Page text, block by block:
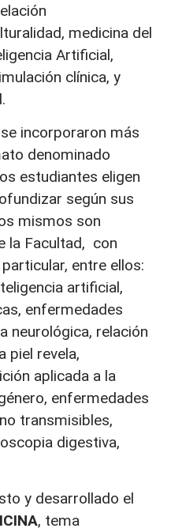
medicina del
Artificial,
clínica, y
incorporaron más
denominado
estudiantes eligen
según sus
mismos son
la Facultad, con
entre ellos:
artificial,
enfermedades
neurológica, relación
piel revela,
aplicada a la
enfermedades
transmisibles,
digestiva,
y desarrollado el
, tema